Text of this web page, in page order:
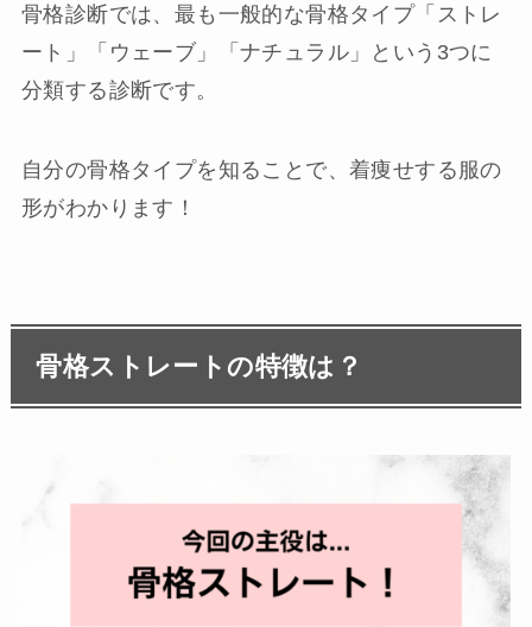
骨格診断では、最も一般的な骨格タイプ「ストレ
ート」「ウェーブ」「ナチュラル」という3つに
分類する診断です。
自分の骨格タイプを知ることで、着痩せする服の
形がわかります！
骨格ストレートの特徴は？